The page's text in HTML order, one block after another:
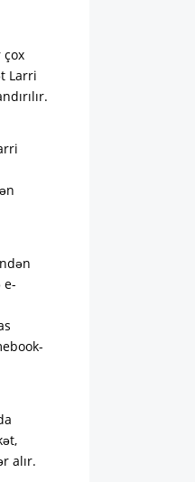
çox
Larri
e-
alır.